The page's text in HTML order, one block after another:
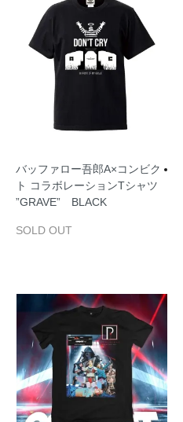
バッファロー吾郎A×コンビク
ト コラボレーションTシャツ
”GRAVE” BLACK
SOLD OUT